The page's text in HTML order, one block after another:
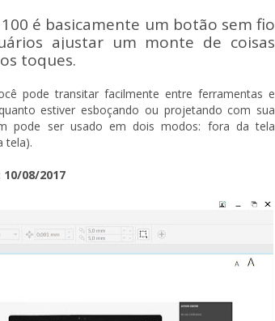
é basicamente um botão sem fio
ajustar um monte de coisas
toques.
pode transitar facilmente entre ferramentas e
estiver esboçando ou projetando com sua
pode ser usado em dois modos: fora da tela
tela).
08/2017